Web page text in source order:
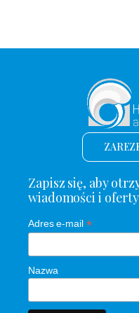
Zapisz się, aby
wiadomości i
Adres e-mail *
Nazwa